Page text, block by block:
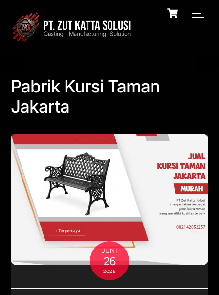
content
Cart
Pabrik Kursi Taman
Jakarta
JUNI
26
2025